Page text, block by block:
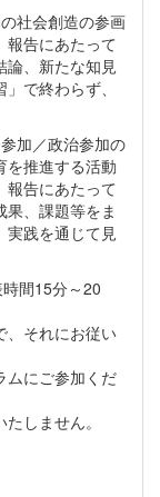
社会創造の参画
報告にあたって
論、新たな知見
で終わらず、
加／政治参加の
を推進する活動
報告にあたって
、課題等をま
実践を通じて見
間15分～20
、それにお従い
ムにご参加くだ
しません。